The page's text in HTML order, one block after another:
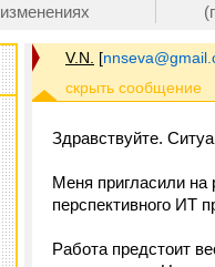
изменениях
V.N. [
Здравствуйте.
Меня пригласили на
перспективного ИТ
Работа предстоит